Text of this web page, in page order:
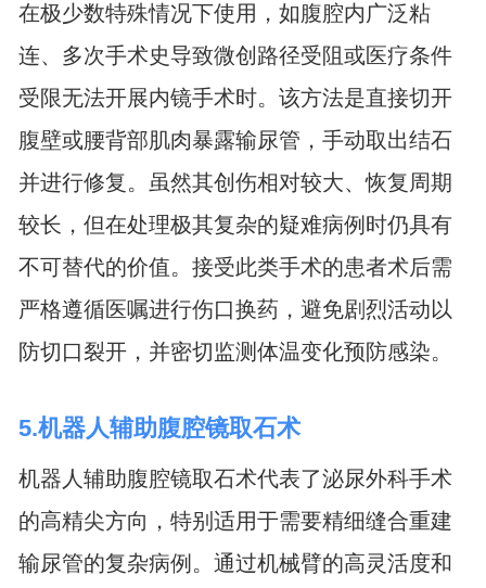
在极少数特殊情况下使用，如腹腔内广泛粘
连、多次手术史导致微创路径受阻或医疗条件
受限无法开展内镜手术时。该方法是直接切开
腹壁或腰背部肌肉暴露输尿管，手动取出结石
并进行修复。虽然其创伤相对较大、恢复周期
较长，但在处理极其复杂的疑难病例时仍具有
不可替代的价值。接受此类手术的患者术后需
严格遵循医嘱进行伤口换药，避免剧烈活动以
防切口裂开，并密切监测体温变化预防感染。
5.机器人辅助腹腔镜取石术
机器人辅助腹腔镜取石术代表了泌尿外科手术
的高精尖方向，特别适用于需要精细缝合重建
输尿管的复杂病例。通过机械臂的高灵活度和